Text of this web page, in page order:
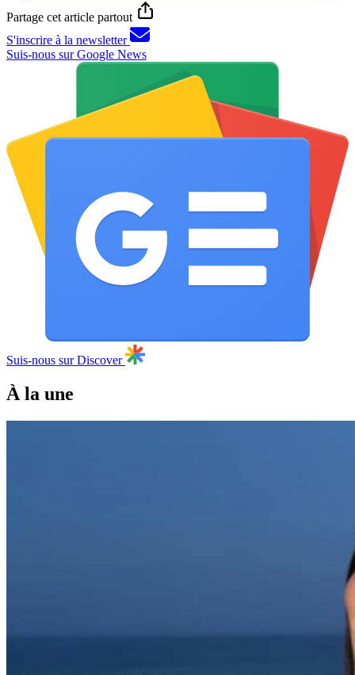
Partage cet article partout
S'inscrire à la newsletter
Suis-nous sur Google News
Suis-nous sur Discover
À la une